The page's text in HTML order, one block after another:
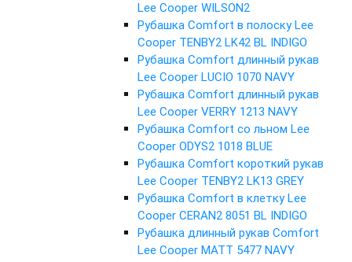
Lee Cooper WILSON2
Рубашка Comfort в полоску Lee
Cooper TENBY2 LK42 BL INDIGO
Рубашка Comfort длинный рукав
Lee Cooper LUCIO 1070 NAVY
Рубашка Comfort длинный рукав
Lee Cooper VERRY 1213 NAVY
Рубашка Comfort со льном Lee
Cooper ODYS2 1018 BLUE
Рубашка Comfort короткий рукав
Lee Cooper TENBY2 LK13 GREY
Рубашка Comfort в клетку Lee
Cooper CERAN2 8051 BL INDIGO
Рубашка длинный рукав Comfort
Lee Cooper MATT 5477 NAVY